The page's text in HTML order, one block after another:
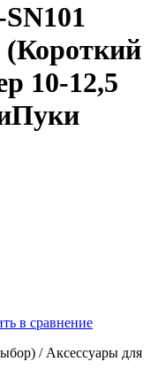
10-12,5
в сравнение
/ Аксессуары для